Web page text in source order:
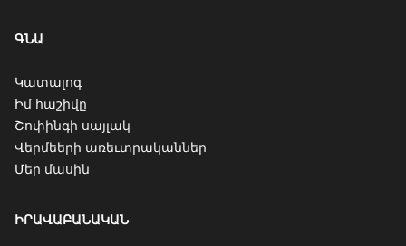
ԳՆԱ
Կատալոգ
Իմ հաշիվը
Շոփինգի սայլակ
Վերմեերի առեւտրականներ
Մեր մասին
ԻՐԱՎԱԲԱՆԱԿԱՆ